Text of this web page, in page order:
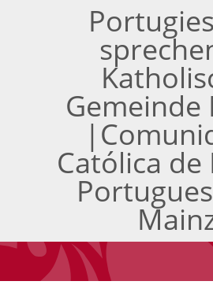
Gemeinde
Católica de